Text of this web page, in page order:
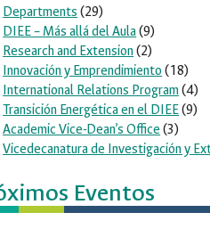
Departments (29)
DIEE – Más allá del Aula(9)
Research and Extension(2)
Innovación y Emprendimiento (18)
International Relations Program(4)
Transición Energética en el DIEE(9)
Academic Vice-Dean’s Office (3)
Vicedecanatura de Investigación y
Eventos